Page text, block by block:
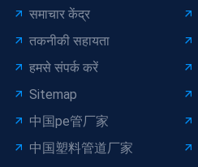
समाचार केंद्र
तकनीकी सहायता
हमसे संपर्क करें
Sitemap
中国pe管厂家
中国塑料管道厂家